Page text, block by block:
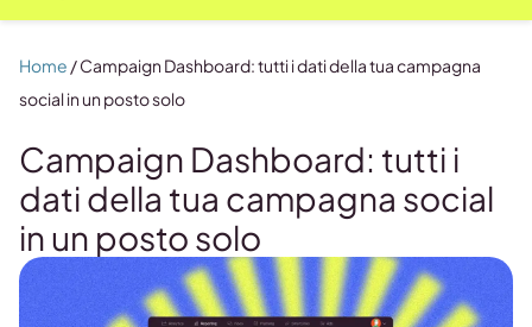
Campaign Dashboard: tutti i
dati della tua campagna social
in un posto solo
Home /Campaign Dashboard: tutti i dati della tua campagna
social in un posto solo